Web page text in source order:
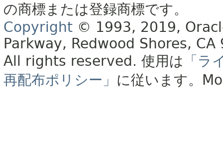
の商標または登録商標です。
Copyright © 1993, 2019,
Parkway, Redwood Shores, CA
All rights reserved. 使用は 「ラ
再配布ポリシー」 に従います。